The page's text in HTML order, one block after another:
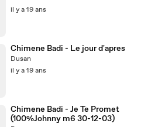
il y a 19 ans
Chimene Badi - Le jour d'apres
Dusan
il y a 19 ans
Chimene Badi - Je Te Promet
(100%Johnny m6 30-12-03)